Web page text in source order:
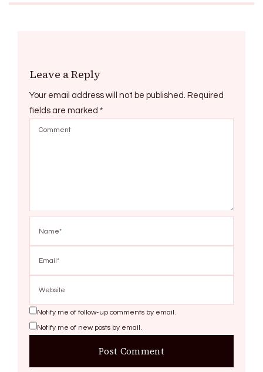
Leave a Reply
Your email address will not be published.
Required
fields are marked *
Notify me of follow-up comments by email.
Notify me of new posts by email.